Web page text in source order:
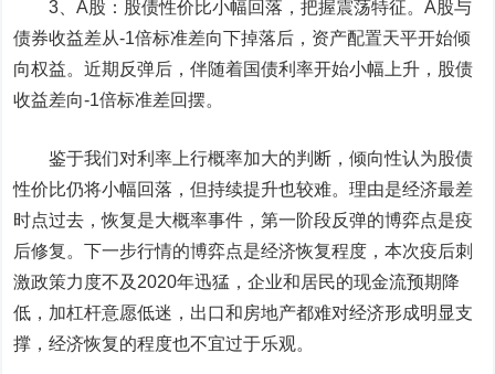
3、A股：股债性价比小幅回落，把握震荡特征。A股与
债券收益差从-1倍标准差向下掉落后，资产配置天平开始倾
向权益。近期反弹后，伴随着国债利率开始小幅上升，股债
收益差向-1倍标准差回摆。
鉴于我们对利率上行概率加大的判断，倾向性认为股债
性价比仍将小幅回落，但持续提升也较难。理由是经济最差
时点过去，恢复是大概率事件，第一阶段反弹的博弈点是疫
后修复。下一步行情的博弈点是经济恢复程度，本次疫后刺
激政策力度不及2020年迅猛，企业和居民的现金流预期降
低，加杠杆意愿低迷，出口和房地产都难对经济形成明显支
撑，经济恢复的程度也不宜过于乐观。